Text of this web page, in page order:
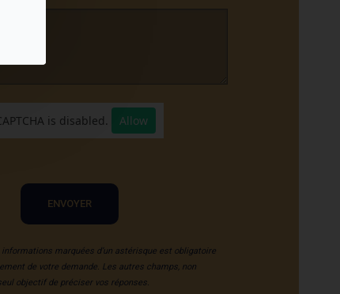
is disabled. Allow
ENVOYER
marquées d’un astérisque est obligatoire
de votre demande. Les autres champs, non
objectif de préciser vos réponses.